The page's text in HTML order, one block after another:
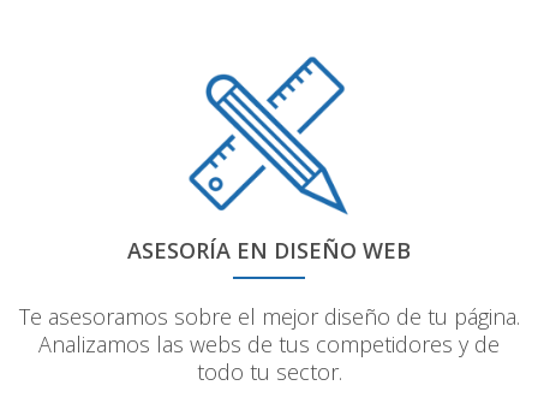
ASESORÍA EN DISEÑO WEB
Te asesoramos sobre el mejor diseño de tu página.
Analizamos las webs de tus competidores y de
todo tu sector.